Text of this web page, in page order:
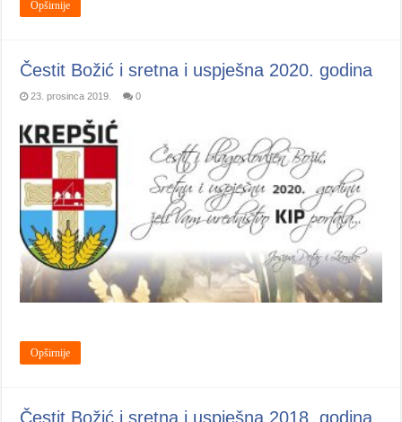
Opširnije
Čestit Božić i sretna i uspješna 2020. godina
23. prosinca 2019. 0
Opširnije
Čestit Božić i sretna i uspješna 2018. godina